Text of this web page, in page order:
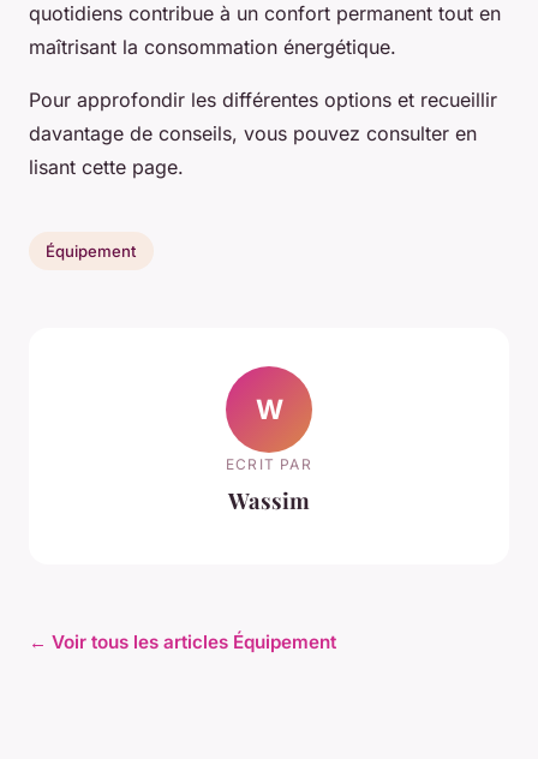
quotidiens contribue à un confort permanent tout en
maîtrisant la consommation énergétique.
Pour approfondir les différentes options et recueillir
davantage de conseils, vous pouvez consulter en
lisant cette page.
Équipement
W
ECRIT PAR
Wassim
← Voir tous les articles Équipement